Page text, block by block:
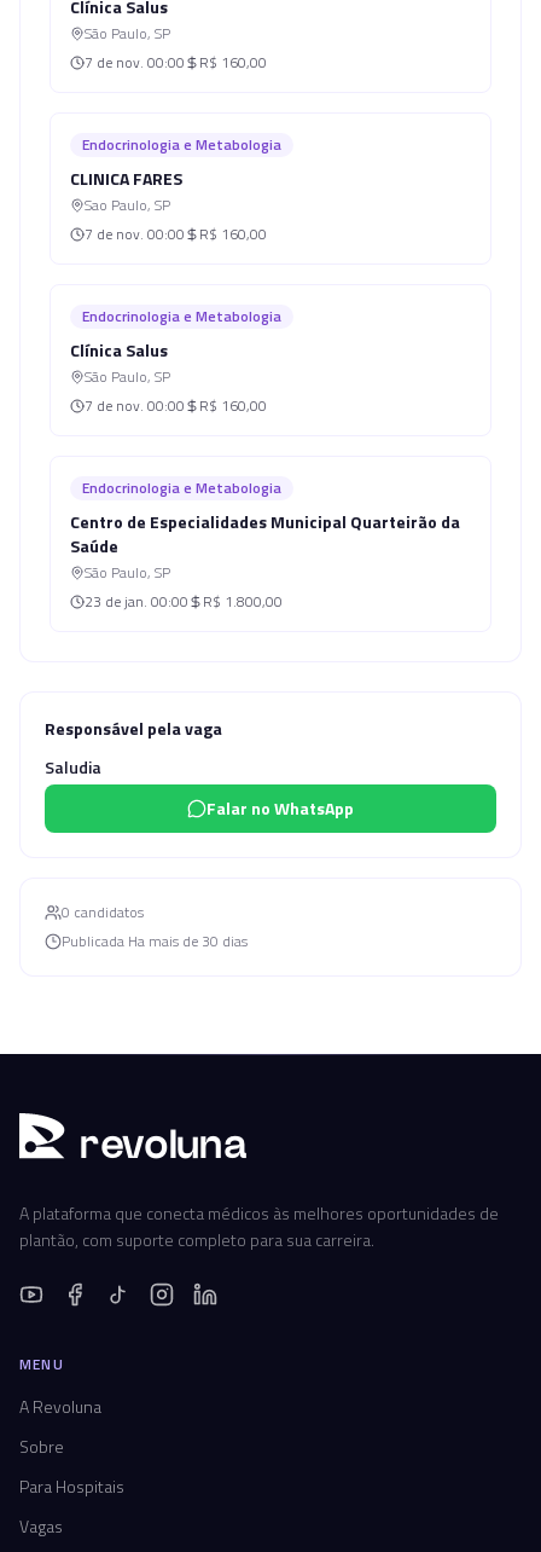
Clínica Salus
São Paulo, SP
7 de nov. 00:00 R$ 160,00
Endocrinologia e Metabologia
CLINICA FARES
Sao Paulo, SP
7 de nov. 00:00 R$ 160,00
Endocrinologia e Metabologia
Clínica Salus
São Paulo, SP
7 de nov. 00:00 R$ 160,00
Endocrinologia e Metabologia
Centro de Especialidades Municipal Quarteirão da
Saúde
São Paulo, SP
23 de jan. 00:00 R$ 1.800,00
Responsável pela vaga
Saludia
Falar no WhatsApp
0 candidatos
Publicada Ha mais de 30 dias
revoluna
A plataforma que conecta médicos às melhores oportunidades de
plantão, com suporte completo para sua carreira.
MENU
A Revoluna
Sobre
Para Hospitais
Vagas